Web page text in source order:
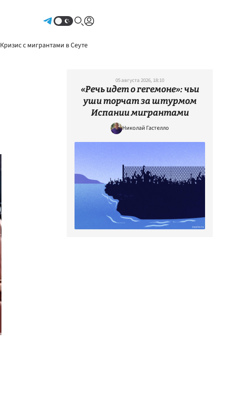
Кризис с мигрантами в Сеуте
05 августа 2026, 18:10
«Речь идет о гегемоне»: чьи
уши торчат за штурмом
Испании мигрантами
Николай Гастелло